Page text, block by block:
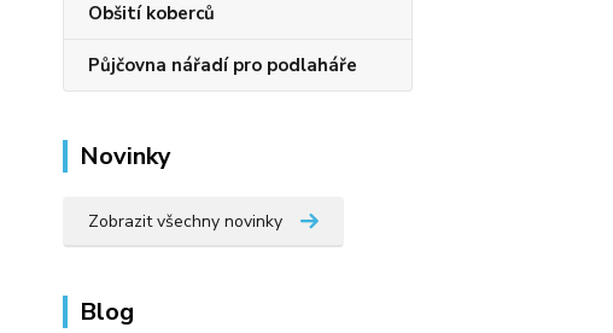
Obšití koberců
Půjčovna nářadí pro podlaháře
Novinky
Zobrazit všechny novinky
Blog